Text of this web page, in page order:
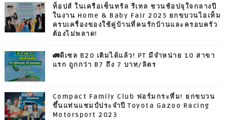
ท็อปส์ ในเครือเซ็นทรัล รีเทล ชวนช้อปจุใจกลางปี
ในงาน Home & Baby Fair 2025 ยกขบวนไอเท็ม
ครบเครื่องของใช้คู่บ้านที่คนรักบ้านและครอบครัว
ต้องไม่พลาด!
🚛ดีเซล B20 เติมได้แล้ว! PT มีจำหน่าย 10 สาขา
แรก ถูกกว่า B7 ถึง 7 บาท/ลิตร
Compact Family Club ฟอร์มกระหึ่ม! ยกขบวน
ขึ้นแท่นแชมป์ประจำปี Toyota Gazoo Racing
Motorsport 2023